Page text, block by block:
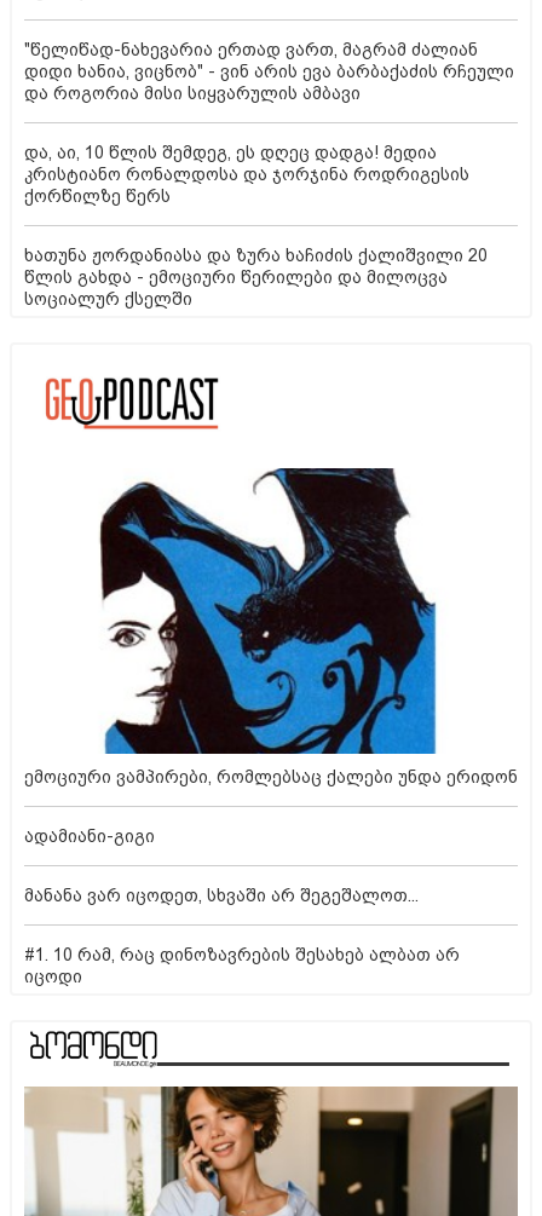
"წელიწად-ნახევარია ერთად ვართ, მაგრამ ძალიან
დიდი ხანია, ვიცნობ" - ვინ არის ევა ბარბაქაძის რჩეული
და როგორია მისი სიყვარულის ამბავი
და, აი, 10 წლის შემდეგ, ეს დღეც დადგა! მედია
კრისტიანო რონალდოსა და ჯორჯინა როდრიგესის
ქორწილზე წერს
ხათუნა ჟორდანიასა და ზურა ხაჩიძის ქალიშვილი 20
წლის გახდა - ემოციური წერილები და მილოცვა
სოციალურ ქსელში
ემოციური ვამპირები, რომლებსაც ქალები უნდა ერიდონ
ადამიანი-გიგი
მანანა ვარ იცოდეთ, სხვაში არ შეგეშალოთ...
#1. 10 რამ, რაც დინოზავრების შესახებ ალბათ არ
იცოდი